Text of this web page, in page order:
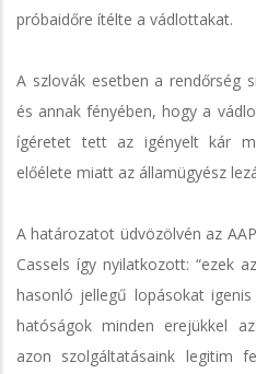
próbaidőre ítélte a vádlottakat.
A szlovák esetben a rendőrség
és annak fényében, hogy a
ígéretet tett az igényelt kár
előélete miatt az államügyész
A határozatot üdvözölvén az
Cassels így nyilatkozott: “ezek
hasonló jellegű lopásokat
hatóságok minden erejükkel
azon szolgáltatásaink legitim